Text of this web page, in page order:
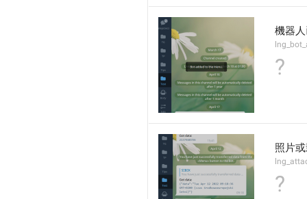
機器
?
照片
?